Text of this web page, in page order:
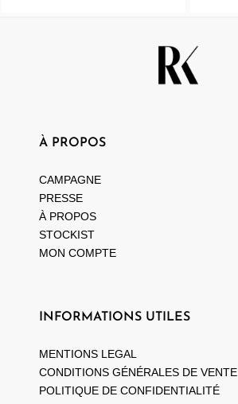
À PROPOS
CAMPAGNE
PRESSE
À PROPOS
STOCKIST
MON COMPTE
INFORMATIONS UTILES
MENTIONS LEGAL
CONDITIONS GÉNÉRALES DE VENTE
POLITIQUE DE CONFIDENTIALITÉ